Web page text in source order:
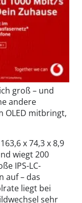
groß – und
andere
OLED mitbringt,
x 74,3 x 8,9
wiegt 200
IPS-LC-
auf – das
liegt bei
sehr